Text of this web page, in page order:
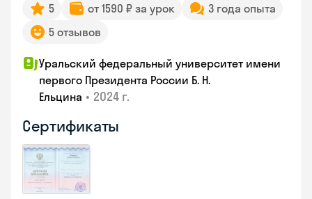
5 от 1590 ₽ за урок
3 года опыта
5 отзывов
Уральский федеральный университет имени
первого Президента России Б. Н.
Ельцина • 2024 г.
Сертификаты